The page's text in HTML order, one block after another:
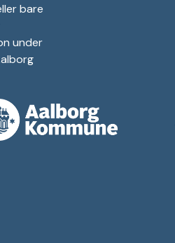
bare
under